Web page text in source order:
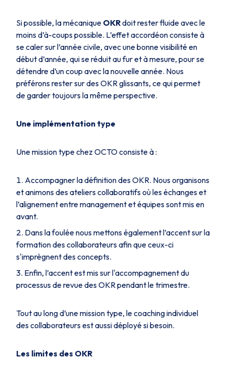
Si possible, la mécanique OKRdoit rester fluide avec le
moins d’à-coups possible. L’effet accordéon consiste à
se caler sur l’année civile, avec une bonne visibilité en
début d’année, qui se réduit au fur et à mesure, pour se
détendre d’un coup avec la nouvelle année. Nous
préférons rester sur des OKR glissants, ce qui permet
de garder toujours la même perspective.
Une implémentation type
Une mission type chez OCTO consiste à :
Accompagner la définition des OKR. Nous organisons
et animons des ateliers collaboratifs où les échanges et
l’alignement entre management et équipes sont mis en
avant.
Dans la foulée nous mettons également l’accent sur la
formation des collaborateurs afin que ceux-ci
s'imprègnent des concepts.
Enfin, l’accent est mis sur l'accompagnement du
processus de revue des OKR pendant le trimestre.
Tout au long d’une mission type, le coaching individuel
des collaborateurs est aussi déployé si besoin.
Les limites des OKR